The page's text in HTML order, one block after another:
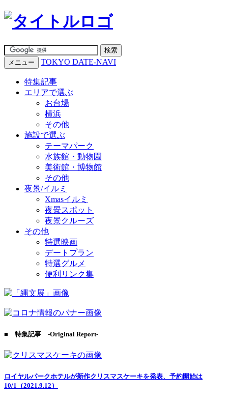
メニュー TOKYO DATE-NAVI
特集記事
エリアで選ぶ
お台場
横浜
その他
施設で選ぶ
テーマパーク
水族館・動物園
美術館・博物館
その他
夜景/イルミ
Xmasイルミ
夜景スポット
夜景クルーズ
その他
特選映画
デートプラン
特選グルメ
便利リンク集
■ 特集記事 -Original Report-
ロイヤルパークホテルが新作クリスマスケーキを発表、予約開始は
10/1（2021.9.12）